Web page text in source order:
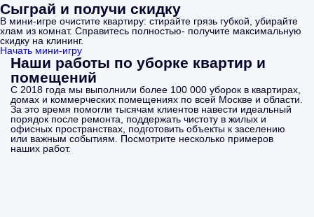
Сыграй и получи скидку
В мини-игре очистите квартиру: стирайте грязь губкой, убирайте
хлам из комнат. Справитесь полностью- получите максимальную
скидку на клининг.
Начать мини-игру
Наши работы по уборке квартир и
помещений
С 2018 года мы выполнили более 100 000 уборок в квартирах,
домах и коммерческих помещениях по всей Москве и области.
За это время помогли тысячам клиентов навести идеальный
порядок после ремонта, поддержать чистоту в жилых и
офисных пространствах, подготовить объекты к заселению
или важным событиям. Посмотрите несколько примеров
наших работ.